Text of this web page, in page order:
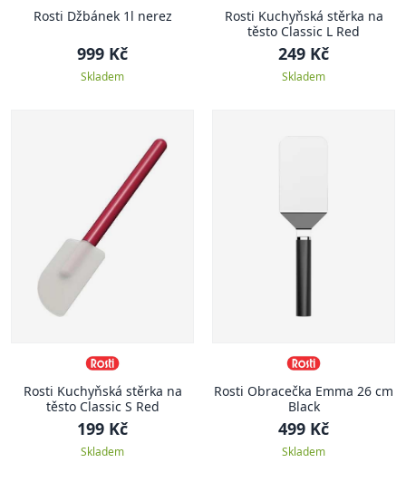
Rosti Džbánek 1l nerez
999 Kč
Skladem
Rosti Kuchyňská stěrka na
těsto Classic L Red
249 Kč
Skladem
Rosti Kuchyňská stěrka na
těsto Classic S Red
199 Kč
Skladem
Rosti Obracečka Emma 26 cm
Black
499 Kč
Skladem